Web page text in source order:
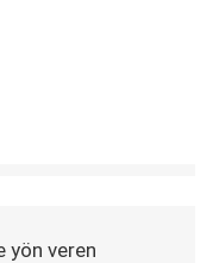
yön veren